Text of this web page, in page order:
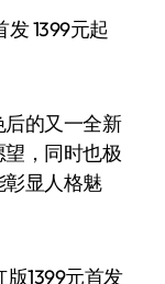
1399元起
的又一全新
，同时也极
显人格魅